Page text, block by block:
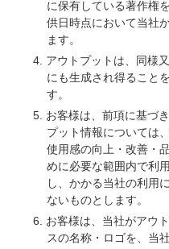
に保有している著作権
供日時点において当社
ます。
アウトプットは、同様
にも生成され得ること
す。
お客様は、前項に基づ
プット情報については
使用感の向上・改善・
めに必要な範囲内で利
し、かかる当社の利用
ないものとします。
お客様は、当社がアウ
スの名称・ロゴを、当